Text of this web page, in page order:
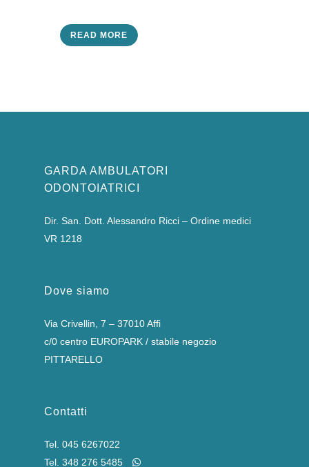
READ MORE
GARDA AMBULATORI
ODONTOIATRICI
Dir. San. Dott. Alessandro Ricci – Ordine medici
VR 1218
Dove siamo
Via Crivellin, 7 – 37010 Affi
c/0 centro EUROPARK / stabile negozio
PITTARELLO
Contatti
Tel. 045 6267022
Tel. 348 276 5485